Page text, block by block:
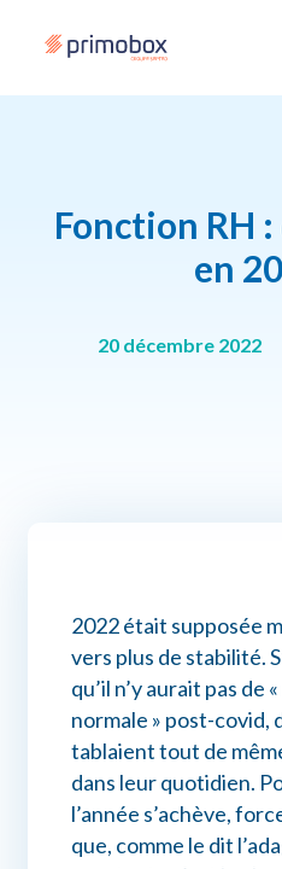
Devenir
Assistance
Fonction RH
en
20 décembre 2022
2022 était supposée
vers plus de stabilité.
qu’il n’y aurait pas de
normale » post-covid,
tablaient tout de
dans leur quotidien.
l’année s’achève,
que, comme le dit